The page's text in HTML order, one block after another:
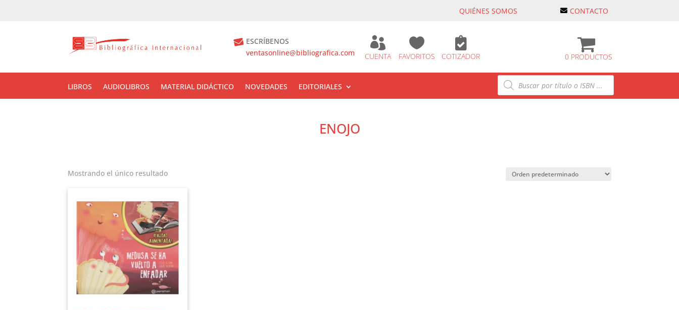
QUIÉNES SOMOS CONTACTO
ESCRÍBENOS
ventasonline@bibliografica.com

CUENTA

FAVORITOS

COTIZADOR 0 PRODUCTOS
LIBROS AUDIOLIBROS MATERIAL DIDÁCTICO NOVEDADES EDITORIALES
Búsqueda
de
productos
ENOJO
Mostrando el único resultado